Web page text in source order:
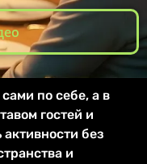
по себе, а в
гостей и
без
и